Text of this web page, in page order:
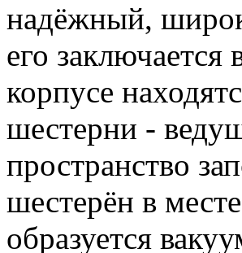
надёжный,
его
корпусе
шестерни -
пространство
шестерён в
образуется